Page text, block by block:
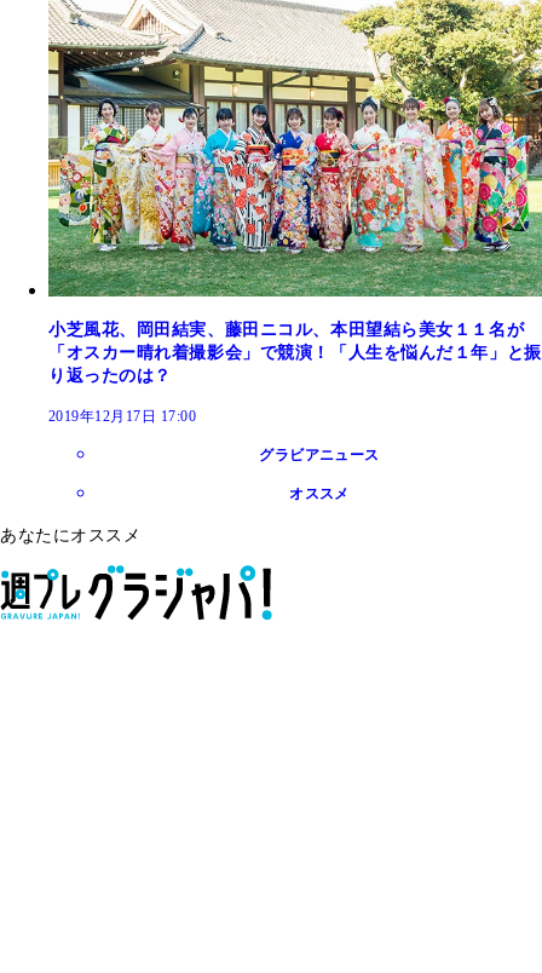
小芝風花、岡田結実、藤田ニコル、本田望結ら美女１１名が
「オスカー晴れ着撮影会」で競演！「人生を悩んだ１年」と振
り返ったのは？
2019年12月17日 17:00
グラビアニュース
オススメ
あなたにオススメ